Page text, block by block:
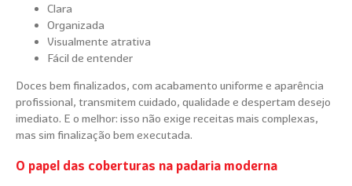
Clara
Organizada
Visualmente atrativa
Fácil de entender
Doces bem finalizados, com acabamento uniforme e aparência
profissional, transmitem cuidado, qualidade e despertam desejo
imediato. E o melhor: isso não exige receitas mais complexas,
mas sim finalização bem executada.
O papel das coberturas na padaria moderna